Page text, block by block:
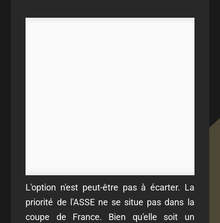
L'option n'est peut-être pas à écarter. La
priorité de l'ASSE ne se situe pas dans la
coupe de France. Bien qu'elle soit un